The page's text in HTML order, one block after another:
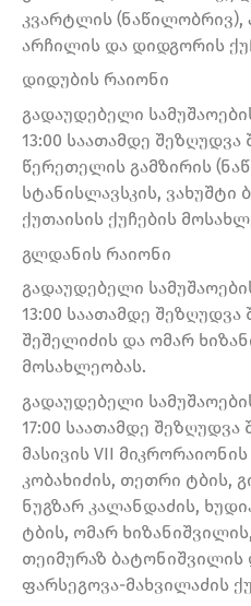
კვარტლის (ნაწილობრივ),
არჩილის და დიდგორის
დიდუბის რაიონი
გადაუდებელი
13:00 საათამდე შეზღუდვა
წერეთელის გამზირის
სტანისლავსკის,
ქუთაისის ქუჩების
გლდანის რაიონი
გადაუდებელი
13:00 საათამდე შეზღუდვა
შეშელიძის და ომარ
მოსახლეობას.
გადაუდებელი
17:00 საათამდე შეზღუდვა
მასივის VII
კობახიძის, თეთრი ტბის,
ნუგზარ კალანდაძის,
ტბის, ომარ
თეიმურაზ
ფარსეგოვა-მახვილაძის